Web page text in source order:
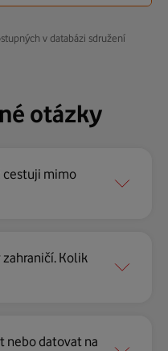
v databázi sdružení
otázky
cestuji mimo
Kolik
nebo datovat na